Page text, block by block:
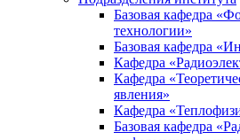
Базовая кафедра
технологии»
Базовая кафедра
Кафедра
Кафедра
явления»
Кафедра
Базовая кафедра